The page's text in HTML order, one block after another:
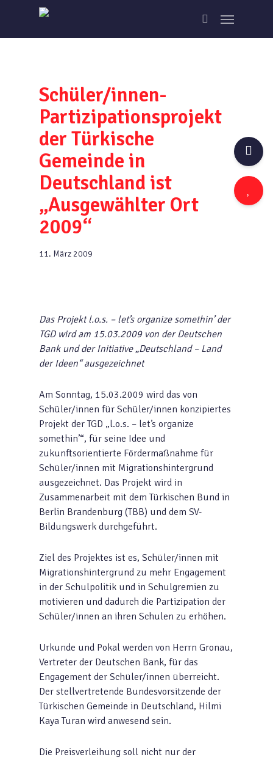
main
search
Menu
Schüler/innen-
Partizipationsprojekt
der Türkische
Gemeinde in
Deutschland ist
„Ausgewählter Ort
2009“
11. März 2009
Das Projekt l.o.s. – let’s organize somethin’ der
TGD wird am 15.03.2009 von der Deutschen
Bank und der Initiative „Deutschland – Land
der Ideen“ ausgezeichnet
Am Sonntag, 15.03.2009 wird das von
Schüler/innen für Schüler/innen konzipiertes
Projekt der TGD „l.o.s. – let’s organize
somethin’“, für seine Idee und
zukunftsorientierte Fördermaßnahme für
Schüler/innen mit Migrationshintergrund
ausgezeichnet. Das Projekt wird in
Zusammenarbeit mit dem Türkischen Bund in
Berlin Brandenburg (TBB) und dem SV-
Bildungswerk durchgeführt.
Ziel des Projektes ist es, Schüler/innen mit
Migrationshintergrund zu mehr Engagement
in der Schulpolitik und in Schulgremien zu
motivieren und dadurch die Partizipation der
Schüler/innen an ihren Schulen zu erhöhen.
Urkunde und Pokal werden von Herrn Gronau,
Vertreter der Deutschen Bank, für das
Engagement der Schüler/innen überreicht.
Der stellvertretende Bundesvorsitzende der
Türkischen Gemeinde in Deutschland, Hilmi
Kaya Turan wird anwesend sein.
Die Preisverleihung soll nicht nur der